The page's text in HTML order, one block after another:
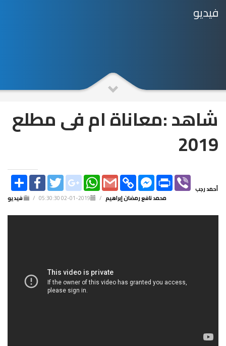
فيديو
شاهد :معاناة ام فى مطلع
2019
SHARE FACEBOOKTWITTERGOOGLE_PLUS
WHATSAPP
GMAIL
COPY
LINK
FACEBOOK
MESSENGER
PRINT
أحمد رجب
محمد نافعرمضان إبراهيم /
2019-01-02 05:30:30
/ فيديو